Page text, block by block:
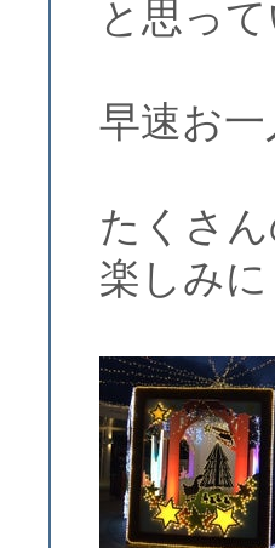
と思っ
早速お
たくさ
楽しみに